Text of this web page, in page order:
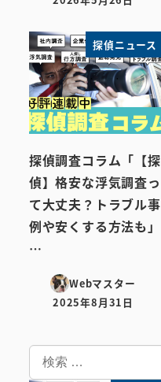
投稿日
探偵ニュース
探偵調査コラム「【探
偵】格安な浮気調査っ
て大丈夫？トラブル事
例や安くする方法も」
…
Webマスター
投稿日
2025年8月31日
検
索